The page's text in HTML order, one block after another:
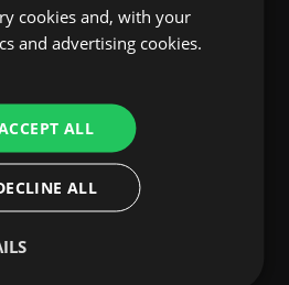
Express, Super-Express
über den privaten Stream an
Option hinzufügen
WINDZORNS SET
cookies and, with your
and advertising cookies.
ALL
ALL